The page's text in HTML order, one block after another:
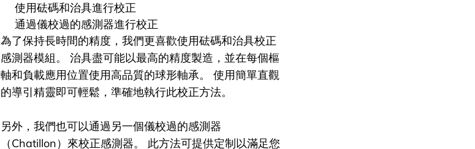
使用砝碼和治具進行校正
通過儀校過的感測器進行校正
為了保持長時間的精度，我們更喜歡使用砝碼和治具校正
感測器模組。 治具盡可能以最高的精度製造，並在每個樞
軸和負載應用位置使用高品質的球形軸承。 使用簡單直觀
的導引精靈即可輕鬆，準確地執行此校正方法。
另外，我們也可以通過另一個儀校過的感測器
（Chatillon）來校正感測器。 此方法可提供定制以滿足您